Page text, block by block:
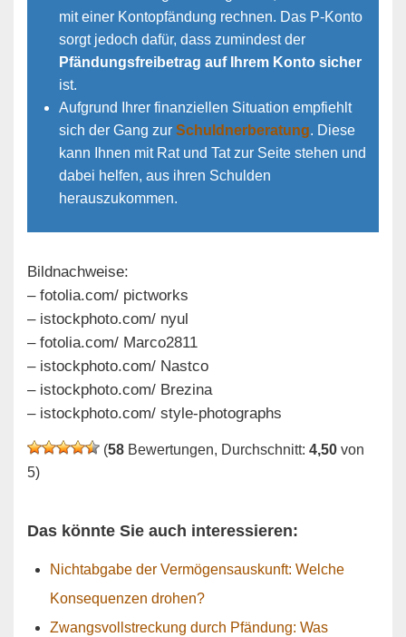
mit einer Kontopfändung rechnen. Das P-Konto
sorgt jedoch dafür, dass zumindest der
Pfändungsfreibetrag auf Ihrem Konto sicher
ist.
Aufgrund Ihrer finanziellen Situation empfiehlt
sich der Gang zur Schuldnerberatung. Diese
kann Ihnen mit Rat und Tat zur Seite stehen und
dabei helfen, aus ihren Schulden
herauszukommen.
Bildnachweise:
– fotolia.com/ pictworks
– istockphoto.com/ nyul
– fotolia.com/ Marco2811
– istockphoto.com/ Nastco
– istockphoto.com/ Brezina
– istockphoto.com/ style-photographs
(58 Bewertungen, Durchschnitt: 4,50 von
5)
Das könnte Sie auch interessieren:
Nichtabgabe der Vermögensauskunft: Welche
Konsequenzen drohen?
Zwangsvollstreckung durch Pfändung: Was